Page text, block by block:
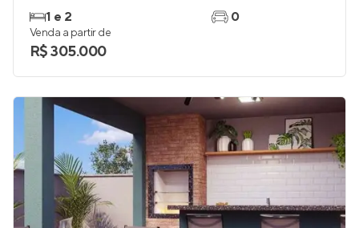
1 e 2
0
Venda a partir de
R$ 305.000